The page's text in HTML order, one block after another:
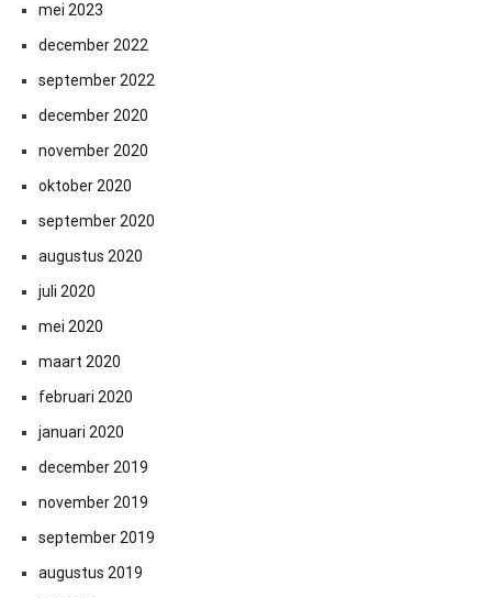
mei 2023
december 2022
september 2022
december 2020
november 2020
oktober 2020
september 2020
augustus 2020
juli 2020
mei 2020
maart 2020
februari 2020
januari 2020
december 2019
november 2019
september 2019
augustus 2019